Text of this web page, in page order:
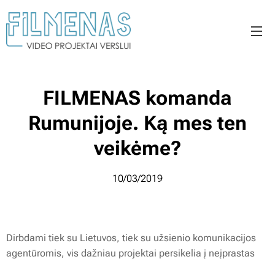
FILMENAS komanda
Rumunijoje. Ką mes ten
veikėme?
10/03/2019
Dirbdami tiek su Lietuvos, tiek su užsienio komunikacijos
agentūromis, vis dažniau projektai persikelia į neįprastas